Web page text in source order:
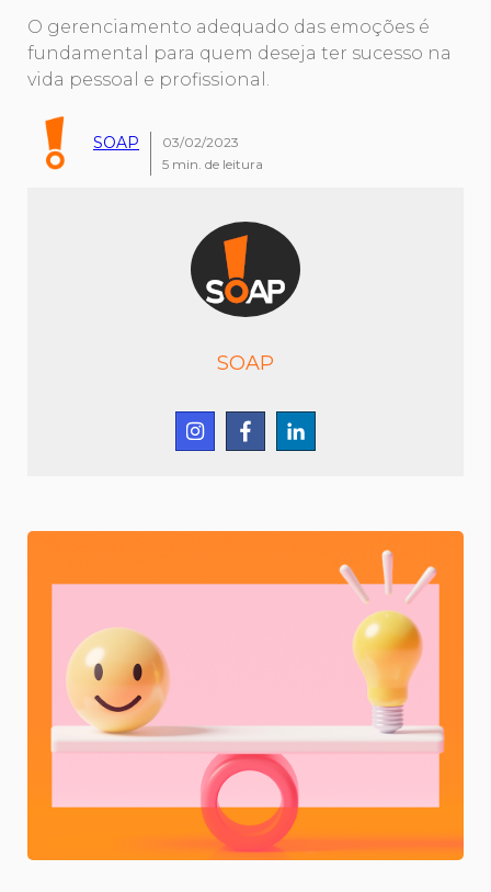
O gerenciamento adequado das emoções é
fundamental para quem deseja ter sucesso na
vida pessoal e profissional.
SOAP
03/02/2023
5 min. de leitura
SOAP